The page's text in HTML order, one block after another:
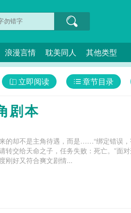
浪漫言情 耽美同人 其他类型
章节目录
立即阅读
剧本
的却不是主角待遇，而是……“绑定错误
交给天命之子，任务失败：死亡。”面
刚好又符合爽文剧情...